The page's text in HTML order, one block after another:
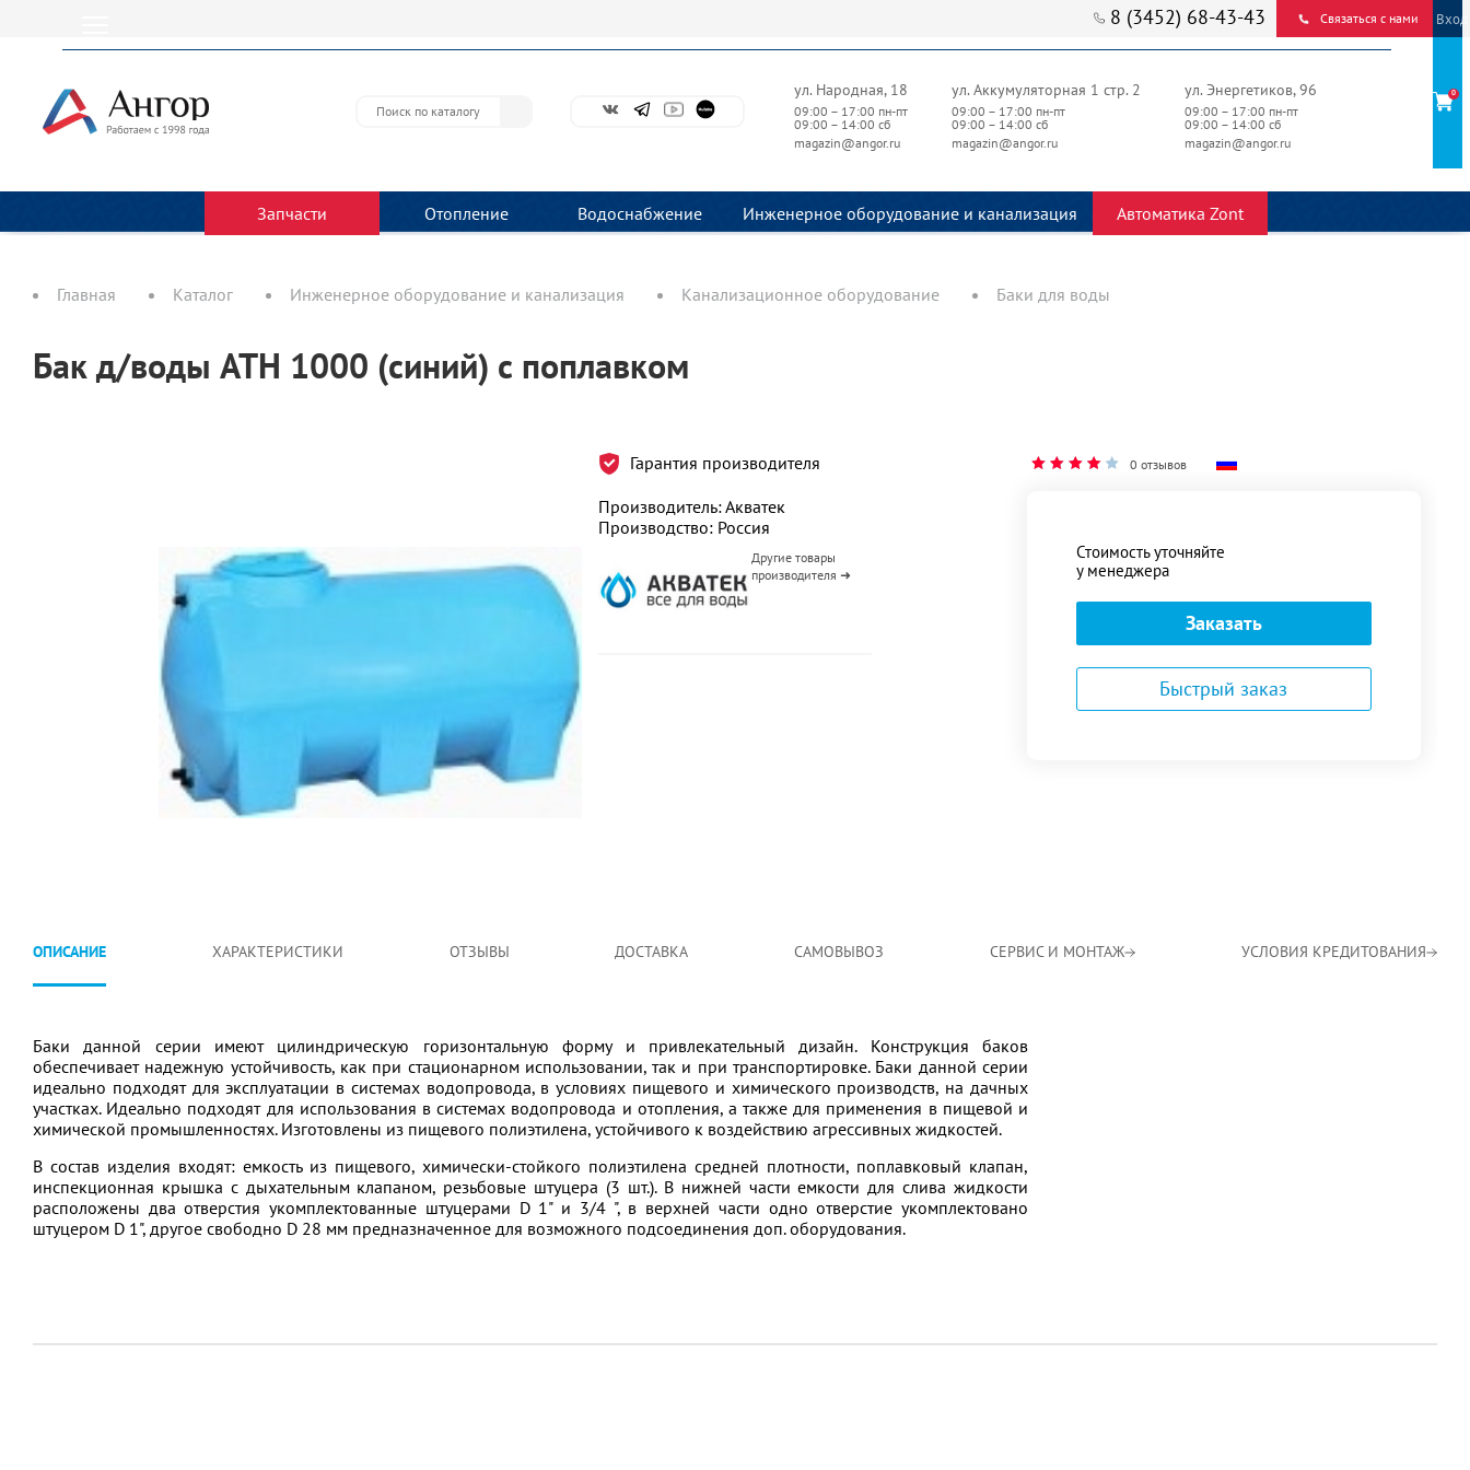
8 (3452) 68-43-43 Связаться с нами
ул. Народная, 18
09:00 – 17:00 пн-пт
09:00 – 14:00 сб
magazin@angor.ru
ул. Аккумуляторная 1 стр. 2
09:00 – 17:00 пн-пт
09:00 – 14:00 сб
magazin@angor.ru
ул. Энергетиков, 96
09:00 – 17:00 пн-пт
09:00 – 14:00 сб
magazin@angor.ru
Запчасти Отопление Водоснабжение Инженерное оборудование и канализация Автоматика Zont
Вход
0
Главная Каталог Инженерное оборудование и канализация Канализационное оборудование Баки для воды
Бак д/воды ATH 1000 (синий) с поплавком
Гарантия производителя
Производитель: Акватек
Производство: Россия
Другие товары
производителя ➜
0 отзывов
Стоимость уточняйте
у менеджера
Заказать
Быстрый заказ
ОПИСАНИЕ ХАРАКТЕРИСТИКИ ОТЗЫВЫ ДОСТАВКА САМОВЫВОЗ СЕРВИС И МОНТАЖ УСЛОВИЯ КРЕДИТОВАНИЯ
Баки данной серии имеют цилиндрическую горизонтальную форму и привлекательный дизайн. Конструкция баков
обеспечивает надежную устойчивость, как при стационарном использовании, так и при транспортировке. Баки данной серии
идеально подходят для эксплуатации в системах водопровода, в условиях пищевого и химического производств, на дачных
участках. Идеально подходят для использования в системах водопровода и отопления, а также для применения в пищевой и
химической промышленностях. Изготовлены из пищевого полиэтилена, устойчивого к воздействию агрессивных жидкостей.
В состав изделия входят: емкость из пищевого, химически-стойкого полиэтилена средней плотности, поплавковый клапан,
инспекционная крышка с дыхательным клапаном, резьбовые штуцера (3 шт.). В нижней части емкости для слива жидкости
расположены два отверстия укомплектованные штуцерами D 1" и 3/4 ", в верхней части одно отверстие укомплектовано
штуцером D 1", другое свободно D 28 мм предназначенное для возможного подсоединения доп. оборудования.